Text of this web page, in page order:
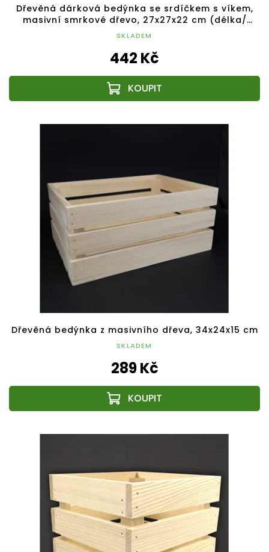
Dřevěná dárková bedýnka se srdíčkem s víkem,
masivní smrkové dřevo, 27x27x22 cm (délka/
šířka/výška)
SKLADEM
442 Kč
Dřevěná bedýnka z masivního dřeva, 34x24x15 cm
SKLADEM
289 Kč